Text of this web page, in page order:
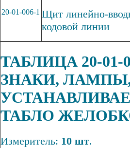
20-01-006-1 Щит линейно-
кодовой линии
ТАБЛИЦА 20-
ЗНАКИ,
ТАБЛО
Измеритель: 10 шт.